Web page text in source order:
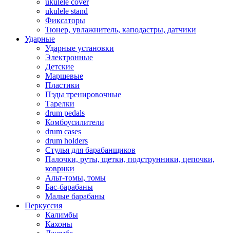
ukulele cover
ukulele stand
Фиксаторы
Тюнер, увлажнитель, каподастры, датчики
Ударные
Ударные установки
Электронные
Детские
Маршевые
Пластики
Пэды тренировочные
Тарелки
drum pedals
Комбоусилители
drum cases
drum holders
Стулья для барабанщиков
Палочки, руты, щетки, подструнники, цепочки,
коврики
Альт-томы, томы
Бас-барабаны
Малые барабаны
Перкуссия
Калимбы
Кахоны